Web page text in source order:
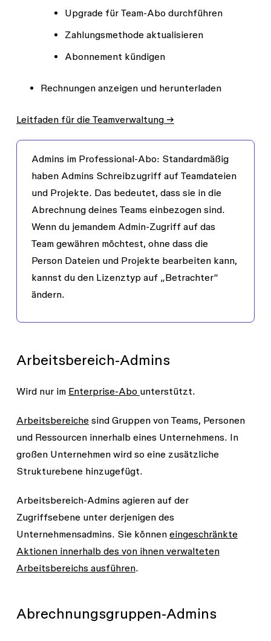
Upgrade für Team-Abo durchführen
Zahlungsmethode aktualisieren
Abonnement kündigen
Rechnungen anzeigen und herunterladen
Leitfaden für die Teamverwaltung →
Admins im Professional-Abo: Standardmäßig
haben Admins Schreibzugriffauf Teamdateien
und Projekte. Das bedeutet, dass sie in die
Abrechnung deines Teams einbezogen sind.
Wenn du jemandem Admin-Zugriff auf das
Team gewähren möchtest, ohne dass die
Person Dateien und Projekte bearbeiten kann,
kannst du den Lizenztyp auf „Betrachter“
ändern.
Arbeitsbereich-Admins
Wird nur im Enterprise-Abo unterstützt.
Arbeitsbereichesind Gruppen von Teams, Personen
und Ressourcen innerhalb eines Unternehmens. In
großen Unternehmen wird so eine zusätzliche
Strukturebene hinzugefügt.
Arbeitsbereich-Admins agieren auf der
Zugriffsebene unter derjenigen des
Unternehmensadmins. Sie können eingeschränkte
Aktionen innerhalb des von ihnen verwalteten
Arbeitsbereichs ausführen.
Abrechnungsgruppen-Admins